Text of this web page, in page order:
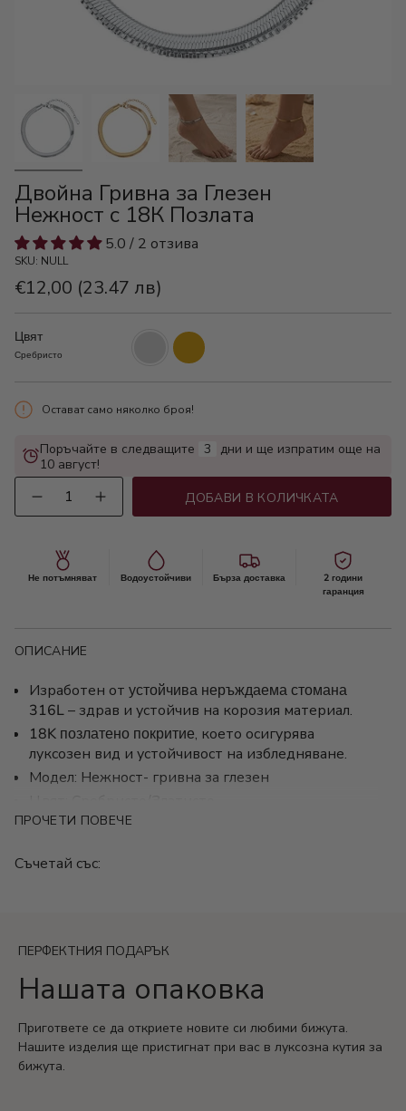
Двойна Гривна за Глезен
Нежност с 18К Позлата
5.0 / 2 отзива
SKU: NULL
€12,00 (23.47 лв)
Цвят
Сребристо
СребристоЗлатно
Остават само няколко броя!
Поръчайте в следващите 3
дни и ще изпратим още на
10 август!
ДОБАВИ В КОЛИЧКАТА
Не потъмняват Водоустойчиви Бърза доставка
2 години
гаранция
ОПИСАНИЕ
Изработен от устойчива неръждаема стомана
316L– здрав и устойчив на корозия материал.
18K позлатено покритие, което осигурява
луксозен вид и устойчивост на избледняване.
Модел: Нежност- гривна за глезен
Размер: 21+5 см.
ПРОЧЕТИ ПОВЕЧЕ
Съчетай със:
ПЕРФЕКТНИЯ ПОДАРЪК
Нашата опаковка
Пригответе се да откриете новите си любими бижута.
Нашите изделия ще пристигнат при вас в луксозна кутия за
бижута.